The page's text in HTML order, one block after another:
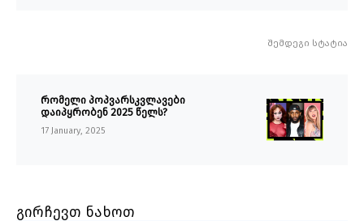
შემდეგი სტატია
რომელი პოპვარსკვლავები
დაიპყრობენ 2025 წელს?
17 January, 2025
გირჩევთ ნახოთ